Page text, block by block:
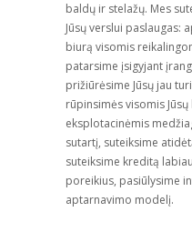
baldų ir stelažų. Mes
Jūsų verslui paslaugas:
biurą visomis
patarsime įsigyjant
prižiūrėsime Jūsų jau
rūpinsimės visomis
eksplotacinėmis
sutartį, suteiksime
suteiksime kreditą
poreikius, pasiūlysime
aptarnavimo modelį.